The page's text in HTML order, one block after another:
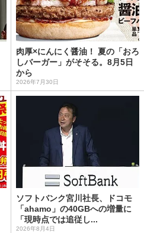
肉厚×にんにく醤油！ 夏の「おろ
しバーガー」がそそる。8月5日
から
2026年7月30日
ソフトバンク宮川社長、ドコモ
「ahamo」の40GBへの増量に
「現時点では追従し...
2026年8月4日